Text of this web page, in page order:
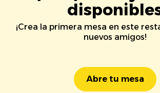
¡Crea la primera mesa en este
nuevos amigos!
Abre tu mesa